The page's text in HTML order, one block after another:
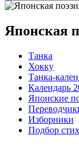
Японская
Танка
Хокку
Танка-
Календарь
Японские
Изборники
Подбор